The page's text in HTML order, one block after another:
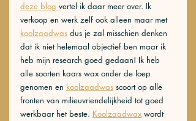
deze blog vertel ik daar meer over. Ik
verkoop en werk zelf ook alleen maar met
koolzaadwas dus je zal misschien denken
dat ik niet helemaal objectief ben maar ik
heb mijn research goed gedaan! Ik heb
alle soorten kaars wax onder de loep
genomen en koolzaadwas scoort op alle
fronten van milieuvriendelijkheid tot goed
werkbaar het beste. Koolzaadwax wordt